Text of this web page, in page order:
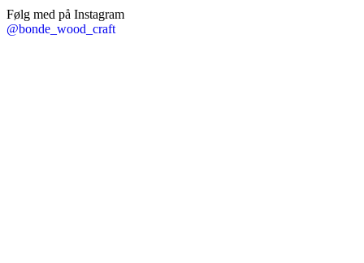
Følg med på Instagram
@bonde_wood_craft